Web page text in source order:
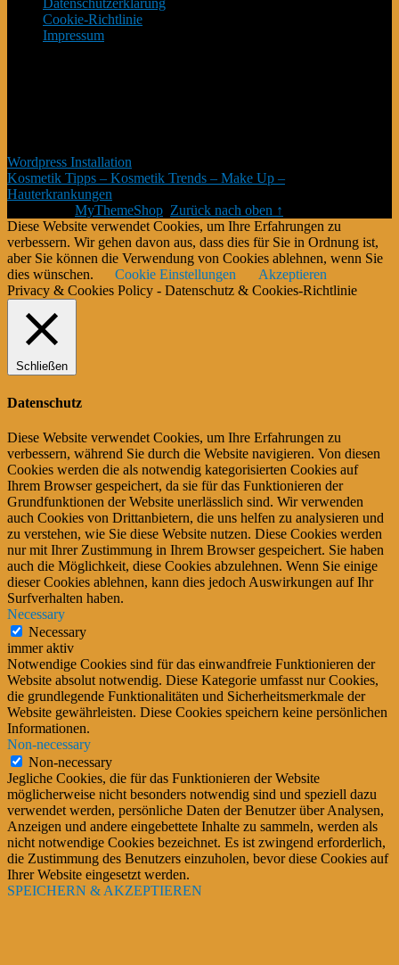
Datenschutzerklärung
Cookie-Richtlinie
Impressum
Wordpress Installation
Kosmetik Tipps – Kosmetik Trends – Make Up –
Hauterkrankungen
MyThemeShop Zurück nach oben ↑
Diese Website verwendet Cookies, um Ihre Erfahrungen zu
verbessern. Wir gehen davon aus, dass dies für Sie in Ordnung ist,
aber Sie können die Verwendung von Cookies ablehnen, wenn Sie
dies wünschen.
Cookie Einstellungen
Akzeptieren
Privacy & Cookies Policy - Datenschutz & Cookies-Richtlinie
Schließen
Datenschutz
Diese Website verwendet Cookies, um Ihre Erfahrungen zu
verbessern, während Sie durch die Website navigieren. Von diesen
Cookies werden die als notwendig kategorisierten Cookies auf
Ihrem Browser gespeichert, da sie für das Funktionieren der
Grundfunktionen der Website unerlässlich sind. Wir verwenden
auch Cookies von Drittanbietern, die uns helfen zu analysieren und
zu verstehen, wie Sie diese Website nutzen. Diese Cookies werden
nur mit Ihrer Zustimmung in Ihrem Browser gespeichert. Sie haben
auch die Möglichkeit, diese Cookies abzulehnen. Wenn Sie einige
dieser Cookies ablehnen, kann dies jedoch Auswirkungen auf Ihr
Surfverhalten haben.
Necessary
Necessary
immer aktiv
Notwendige Cookies sind für das einwandfreie Funktionieren der
Website absolut notwendig. Diese Kategorie umfasst nur Cookies,
die grundlegende Funktionalitäten und Sicherheitsmerkmale der
Website gewährleisten. Diese Cookies speichern keine persönlichen
Informationen.
Non-necessary
Non-necessary
Jegliche Cookies, die für das Funktionieren der Website
möglicherweise nicht besonders notwendig sind und speziell dazu
verwendet werden, persönliche Daten der Benutzer über Analysen,
Anzeigen und andere eingebettete Inhalte zu sammeln, werden als
nicht notwendige Cookies bezeichnet. Es ist zwingend erforderlich,
die Zustimmung des Benutzers einzuholen, bevor diese Cookies auf
Ihrer Website eingesetzt werden.
SPEICHERN & AKZEPTIEREN